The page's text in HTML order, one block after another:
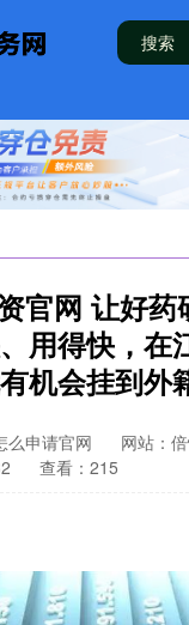
官网 让好药
用得快，在
机会挂到外
么申请官网 网站：
查看：215